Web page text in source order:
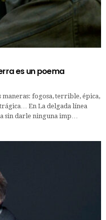
es un poema
fogosa, terrible, épica,
En La delgada línea
sin darle ninguna imp…